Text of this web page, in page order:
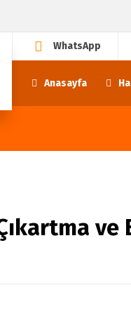
WhatsApp
Anasayfa
ve